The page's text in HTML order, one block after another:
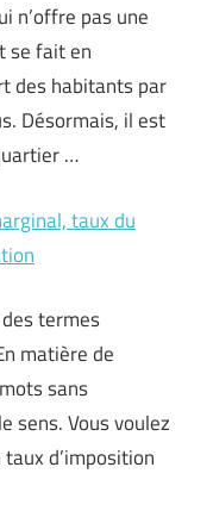
n’offre pas une
se fait en
des habitants par
Désormais, il est
…
taux du
termes
matière de
sans
sens. Vous voulez
d’imposition